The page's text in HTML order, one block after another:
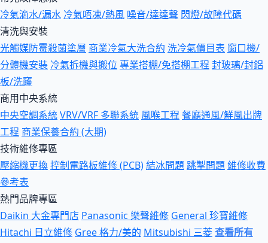
冷氣滴水/漏水 冷氣唔凍/熱風 噪音/達達聲 閃燈/故障代碼
清洗與安裝
光觸媒防霉殺菌塗層 商業冷氣大洗合約 洗冷氣價目表 窗口機/
分體機安裝 冷氣拆機與搬位 專業搭棚/免搭棚工程 封玻璃/封鋁
板/洗窿
商用中央系統
中央空調系統VRV/VRF 多聯系統 風喉工程 餐廳通風/鮮風出牌
工程 商業保養合約 (大期)
技術維修專區
壓縮機更換控制電路板維修 (PCB)結冰問題跳掣問題維修收費
參考表
熱門品牌專區
Daikin 大金專門店 Panasonic 樂聲維修 General 珍寶維修
Hitachi 日立維修 Gree 格力/美的 Mitsubishi 三菱查看所有